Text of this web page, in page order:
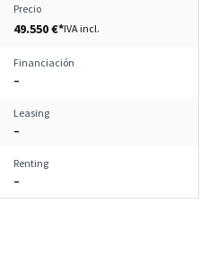
Precio
49.550 €*IVA incl.
Financiación
–
Leasing
–
Renting
–